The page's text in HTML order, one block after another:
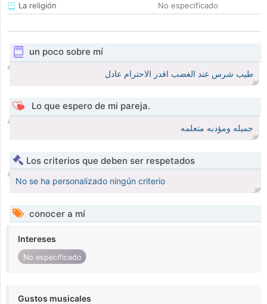
La religión
No especificado
un poco sobre mí
طيب شرس عند الغضب اقدر الاحترام عادل
Lo que espero de mi pareja.
جميله ومؤدبه متعلمه
Los criterios que deben ser respetados
No se ha personalizado ningún criterio
conocer a mí
Intereses
No especificado
Gustos musicales